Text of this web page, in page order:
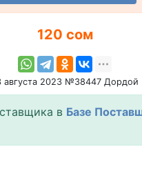
120 сом
августа 2023 №38447 Дордой
в Базе